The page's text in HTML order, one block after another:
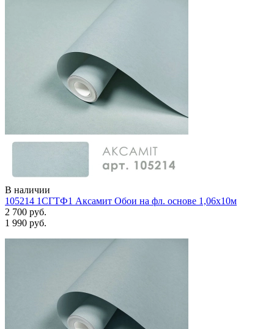
В наличии
105214 1СГТФ1 Аксамит Обои на фл. основе 1,06х10м
2 700 руб.
1 990 руб.